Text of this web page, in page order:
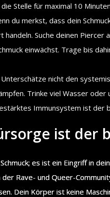
Stelle für maximal 10
du merkst, dass dein
Suche deinen
einwächst. Trage bis
Unterschätze nicht den
Trinke viel Wasser
Immunsystem ist
ist der
es ist ein Eingriff in
Rave- und Queer-
Dein Körper ist keine